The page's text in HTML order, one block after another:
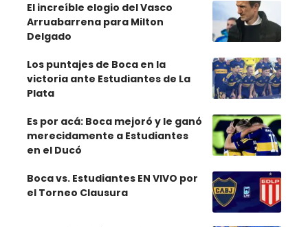
El increíble elogio del Vasco
Arruabarrena para Milton
Delgado
Los puntajes de Boca en la
victoria ante Estudiantes de La
Plata
Es por acá: Boca mejoró y le ganó
merecidamente a Estudiantes
en el Ducó
Boca vs. Estudiantes EN VIVO por
el Torneo Clausura